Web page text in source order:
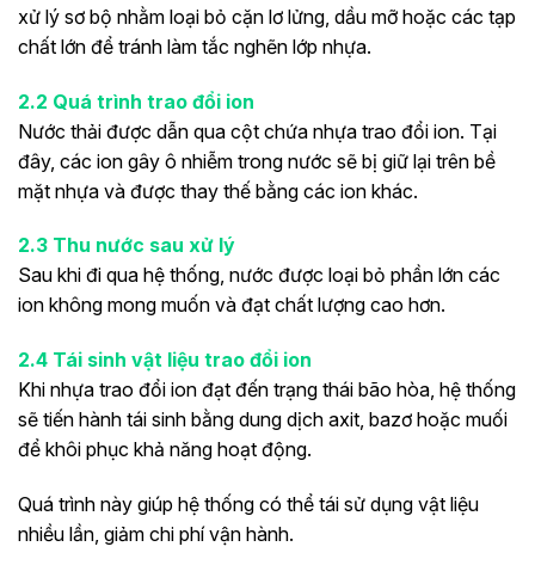
xử lý sơ bộ nhằm loại bỏ cặn lơ lửng, dầu mỡ hoặc các tạp
chất lớn để tránh làm tắc nghẽn lớp nhựa.
2.2 Quá trình trao đổi ion
Nước thải được dẫn qua cột chứa nhựa trao đổi ion. Tại
đây, các ion gây ô nhiễm trong nước sẽ bị giữ lại trên bề
mặt nhựa và được thay thế bằng các ion khác.
2.3 Thu nước sau xử lý
Sau khi đi qua hệ thống, nước được loại bỏ phần lớn các
ion không mong muốn và đạt chất lượng cao hơn.
2.4 Tái sinh vật liệu trao đổi ion
Khi nhựa trao đổi ion đạt đến trạng thái bão hòa, hệ thống
sẽ tiến hành tái sinh bằng dung dịch axit, bazơ hoặc muối
để khôi phục khả năng hoạt động.
Quá trình này giúp hệ thống có thể tái sử dụng vật liệu
nhiều lần, giảm chi phí vận hành.